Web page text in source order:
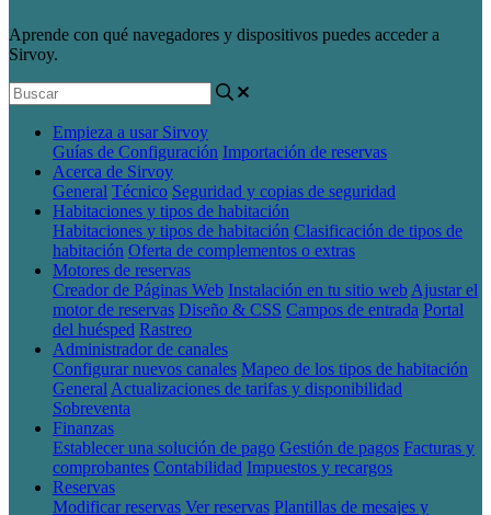
Aprende con qué navegadores y dispositivos puedes acceder a
Sirvoy.
Empieza a usar Sirvoy
Guías de Configuración Importación de reservas
Acerca de Sirvoy
General Técnico Seguridad y copias de seguridad
Habitaciones y tipos de habitación
Habitaciones y tipos de habitación Clasificación de tipos de
habitación Oferta de complementos o extras
Motores de reservas
Creador de Páginas Web Instalación en tu sitio web Ajustar el
motor de reservas Diseño & CSS Campos de entrada Portal
del huésped Rastreo
Administrador de canales
Configurar nuevos canales Mapeo de los tipos de habitación
General Actualizaciones de tarifas y disponibilidad
Sobreventa
Finanzas
Establecer una solución de pago Gestión de pagos Facturas y
comprobantes Contabilidad Impuestos y recargos
Reservas
Modificar reservas Ver reservas Plantillas de mesajes y